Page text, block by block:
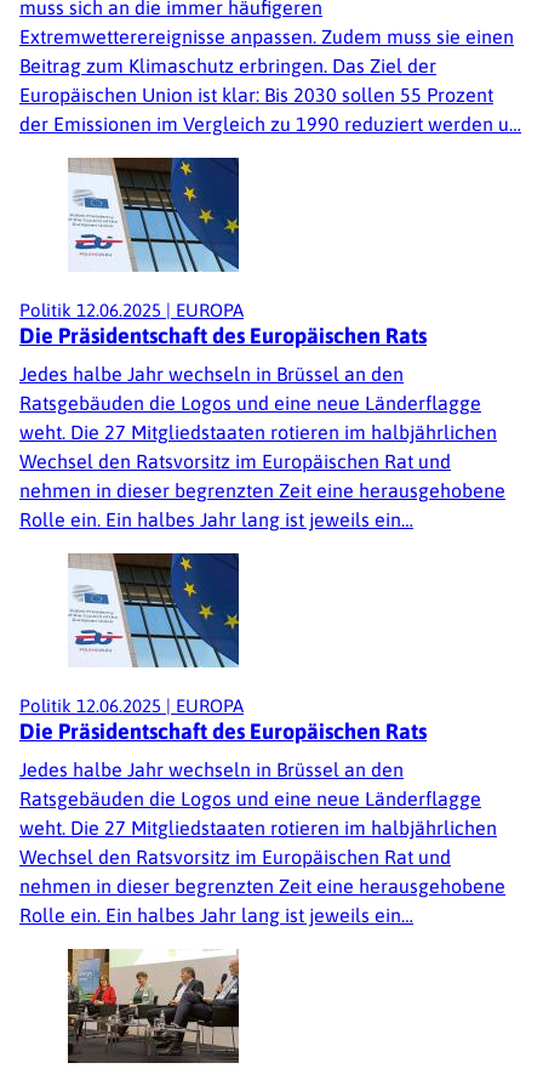
muss sich an die immer häufigeren
Extremwetterereignisse anpassen. Zudem muss sie einen
Beitrag zum Klimaschutz erbringen. Das Ziel der
Europäischen Union ist klar: Bis 2030 sollen 55 Prozent
der Emissionen im Vergleich zu 1990 reduziert werden u…
Politik 12.06.2025 | EUROPA
Die Präsidentschaft des Europäischen Rats
Jedes halbe Jahr wechseln in Brüssel an den
Ratsgebäuden die Logos und eine neue Länderflagge
weht. Die 27 Mitgliedstaaten rotieren im halbjährlichen
Wechsel den Ratsvorsitz im Europäischen Rat und
nehmen in dieser begrenzten Zeit eine herausgehobene
Rolle ein. Ein halbes Jahr lang ist jeweils ein…
Politik 12.06.2025 | EUROPA
Die Präsidentschaft des Europäischen Rats
Jedes halbe Jahr wechseln in Brüssel an den
Ratsgebäuden die Logos und eine neue Länderflagge
weht. Die 27 Mitgliedstaaten rotieren im halbjährlichen
Wechsel den Ratsvorsitz im Europäischen Rat und
nehmen in dieser begrenzten Zeit eine herausgehobene
Rolle ein. Ein halbes Jahr lang ist jeweils ein…